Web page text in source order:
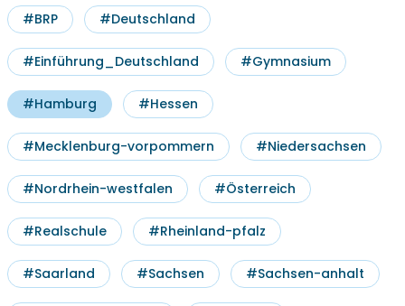
#BRP #Deutschland
#Einführung_Deutschland #Gymnasium
#Hamburg #Hessen
#Mecklenburg-vorpommern #Niedersachsen
#Nordrhein-westfalen #Österreich
#Realschule #Rheinland-pfalz
#Saarland #Sachsen #Sachsen-anhalt